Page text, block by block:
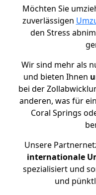
Möchten Sie
zuverlässigen
den Stress
Wir sind mehr als
und bieten Ihnen
bei der
anderen, was für
Coral Springs
Unsere
internationale
spezialisiert und
und